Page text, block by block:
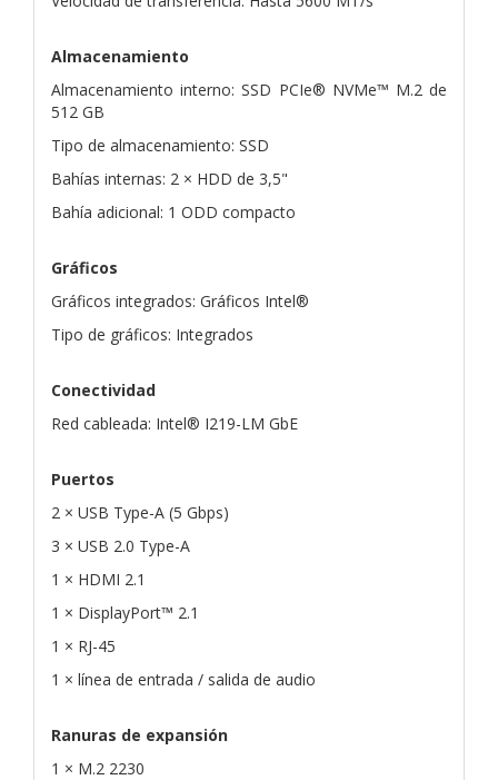
Almacenamiento
Almacenamiento interno: SSD PCIe® NVMe™ M.2 de
512 GB
Tipo de almacenamiento: SSD
Bahías internas: 2 × HDD de 3,5"
Bahía adicional: 1 ODD compacto
Gráficos
Gráficos integrados: Gráficos Intel®
Tipo de gráficos: Integrados
Conectividad
Red cableada: Intel® I219-LM GbE
Puertos
2 × USB Type-A (5 Gbps)
3 × USB 2.0 Type-A
1 × HDMI 2.1
1 × DisplayPort™ 2.1
1 × RJ-45
1 × línea de entrada / salida de audio
Ranuras de expansión
1 × M.2 2230